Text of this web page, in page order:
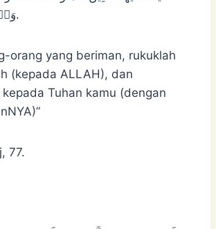
وَٱعۡبُدُوا۟ رَبَّكُمۡ.
orang yang beriman, rukuklah
(kepada ALLAH), dan
Tuhan kamu (dengan
77.